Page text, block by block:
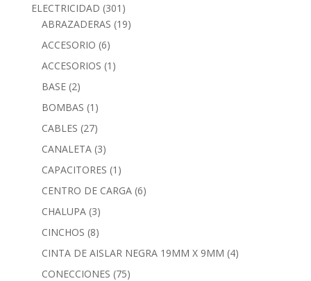
ELECTRICIDAD (301)
ABRAZADERAS (19)
ACCESORIO (6)
ACCESORIOS (1)
BASE (2)
BOMBAS (1)
CABLES (27)
CANALETA (3)
CAPACITORES (1)
CENTRO DE CARGA (6)
CHALUPA (3)
CINCHOS (8)
CINTA DE AISLAR NEGRA 19MM X 9MM (4)
CONECCIONES (75)